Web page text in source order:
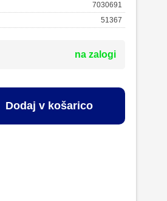
7030691
51367
na zalogi
Dodaj v košarico